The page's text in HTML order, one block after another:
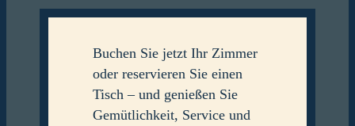
Buchen Sie jetzt Ihr Zimmer
oder reservieren Sie einen
Tisch – und genießen Sie
Gemütlichkeit, Service und